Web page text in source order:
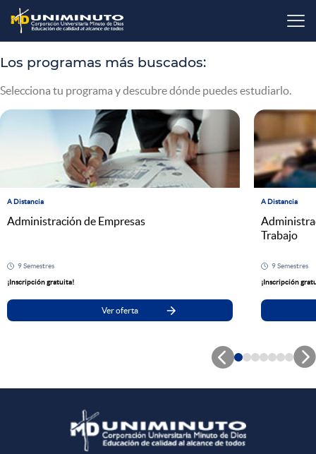
Pasar
contenido
principal
Los programas más buscados:
Selecciona tu programa y descubre dónde puedes estudiarlo.
A Distancia
Administración de Empresas
9 Semestres
¡Inscripción gratuita!
Ver oferta
A Distancia
Trabajo
9 Semestres
¡Inscripción
 